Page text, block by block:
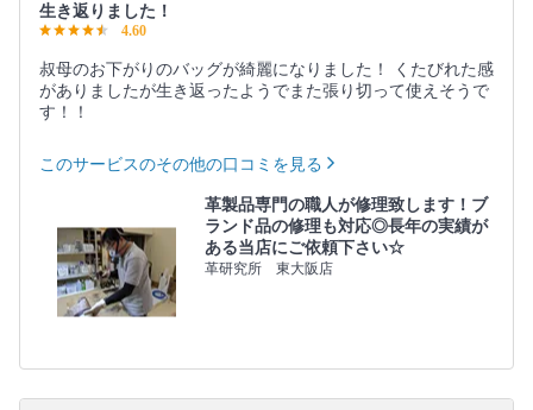
生き返りました！
4.60
叔母のお下がりのバッグが綺麗になりました！ くたびれた感
がありましたが生き返ったようでまた張り切って使えそうで
す！！
このサービスのその他の口コミを見る
革製品専門の職人が修理致します！ブ
ランド品の修理も対応◎長年の実績が
ある当店にご依頼下さい☆
革研究所 東大阪店